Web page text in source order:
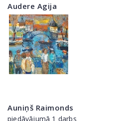
Audere Agija
Auniņš Raimonds
piedāvājumā 1 darbs